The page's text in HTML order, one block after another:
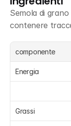
Semola di
contenere
componente
Energia
Grassi